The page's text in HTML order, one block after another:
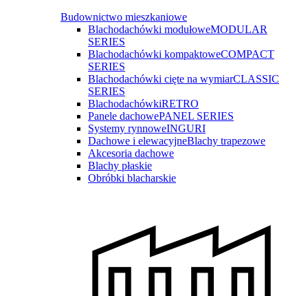
Budownictwo mieszkaniowe
Blachodachówki modułoweMODULAR
SERIES
Blachodachówki kompaktoweCOMPACT
SERIES
Blachodachówki cięte na wymiarCLASSIC
SERIES
BlachodachówkiRETRO
Panele dachowePANEL SERIES
Systemy rynnoweINGURI
Dachowe i elewacyjneBlachy trapezowe
Akcesoria dachowe
Blachy płaskie
Obróbki blacharskie